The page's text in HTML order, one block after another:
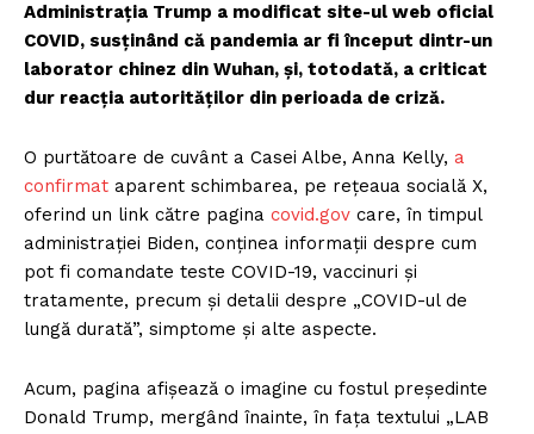
Administrația Trump a modificat site-ul web oficial
COVID, susținând că pandemia ar fi început dintr-un
laborator chinez din Wuhan, și, totodată, a criticat
dur reacția autorităților din perioada de criză.
O purtătoare de cuvânt a Casei Albe, Anna Kelly, a
confirmat aparent schimbarea, pe reţeaua socială X,
oferind un link către pagina covid.gov care, în timpul
administraţiei Biden, conţinea informaţii despre cum
pot fi comandate teste COVID-19, vaccinuri şi
tratamente, precum şi detalii despre „COVID-ul de
lungă durată”, simptome şi alte aspecte.
Acum, pagina afişează o imagine cu fostul preşedinte
Donald Trump, mergând înainte, în faţa textului „LAB